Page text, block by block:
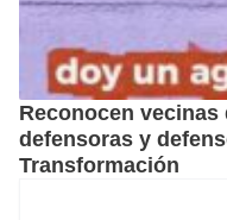
Reconocen
defensoras y
Transformación